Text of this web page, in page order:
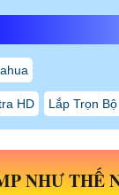
HD Lắp Trọn
NHƯ THẾ